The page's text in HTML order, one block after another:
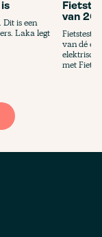
Dit is een
Laka legt
van
van dé e-
met